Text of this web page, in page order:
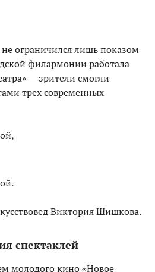
ограничился лишь показом
филармонии работала
— зрители смогли
трех современных
Виктория Шишкова.
спектаклей
молодого кино «Новое